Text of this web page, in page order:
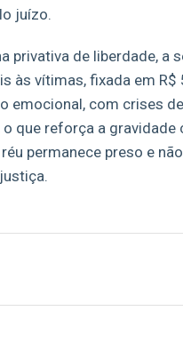
juízo.
privativa de liberdade, a
às vítimas, fixada em
emocional, com crises
que reforça a
permanece preso e